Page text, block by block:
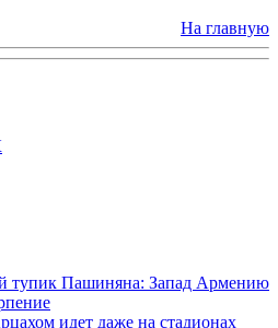
На главную
тупик Пашиняна: Запад Армению
идет даже на стадионах